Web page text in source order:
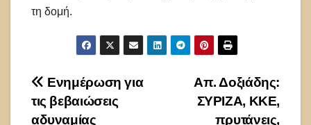
τη δομή.
Πλοήγηση
άρθρων
Απ. Δοξιάδης:
ΣΥΡΙΖΑ, ΚΚΕ,
πρυτάνεις,
Ενημέρωση για
τις βεβαιώσεις
αδυναμίας